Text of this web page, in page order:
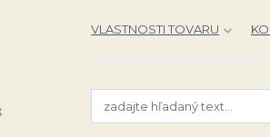
VLASTNOSTI TOVARU